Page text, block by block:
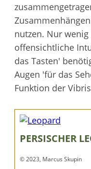
nutzen. Nur
offensichtliche
das Tasten'
Augen 'für das
Funktion der
PERSISCHER
© 2023, Marcus Skupin